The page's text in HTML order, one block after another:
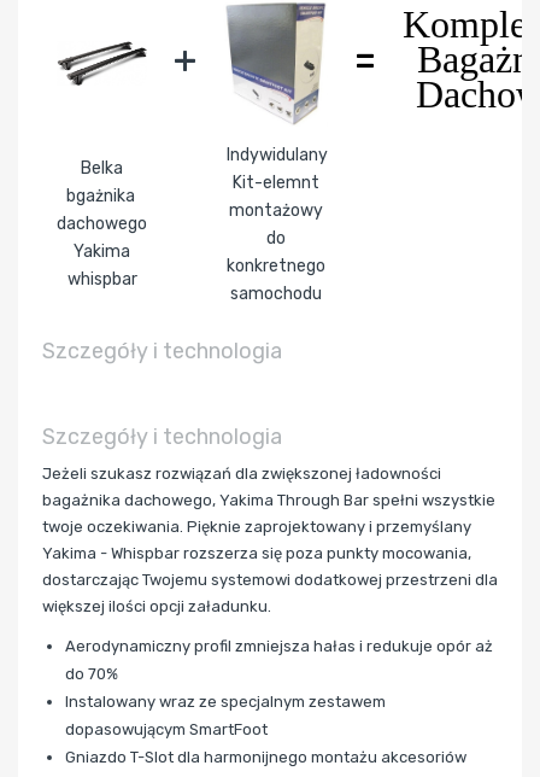
+ =
Belka
bgażnika
dachowego
Yakima
whispbar
Indywidulany
Kit-elemnt
montażowy
do
konkretnego
samochodu
Szczegóły i technologia
Szczegóły i technologia
Jeżeli szukasz rozwiązań dla zwiększonej ładowności
bagażnika dachowego, Yakima Through Bar spełni wszystkie
twoje oczekiwania. Pięknie zaprojektowany i przemyślany
Yakima - Whispbar rozszerza się poza punkty mocowania,
dostarczając Twojemu systemowi dodatkowej przestrzeni dla
większej ilości opcji załadunku.
Aerodynamiczny profil zmniejsza hałas i redukuje opór aż
do 70%
Instalowany wraz ze specjalnym zestawem
dopasowującym SmartFoot
Gniazdo T-Slot dla harmonijnego montażu akcesoriów